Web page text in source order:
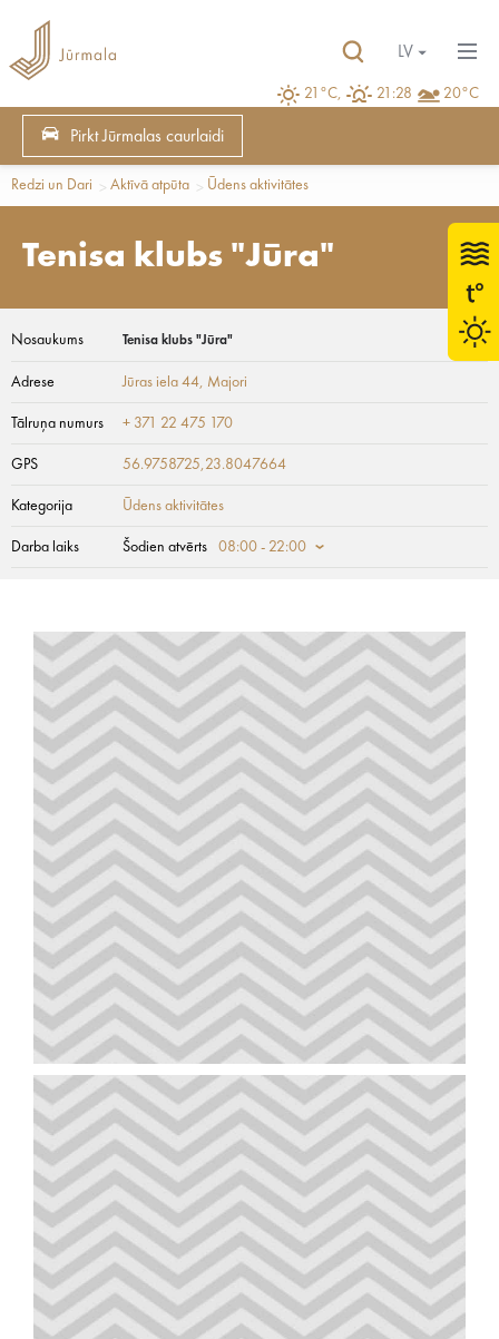
21°C, 21:28 20°C
LV
Pirkt Jūrmalas caurlaidi
Redzi un Dari Aktīvā atpūta Ūdens aktivitātes
Tenisa klubs "Jūra"
Nosaukums Tenisa klubs "Jūra"
Adrese Jūras iela 44, Majori
Tālruņa numurs + 371 22 475 170
GPS 56.9758725,23.8047664
Kategorija Ūdens aktivitātes
Darba laiks Šodien atvērts 08:00 - 22:00